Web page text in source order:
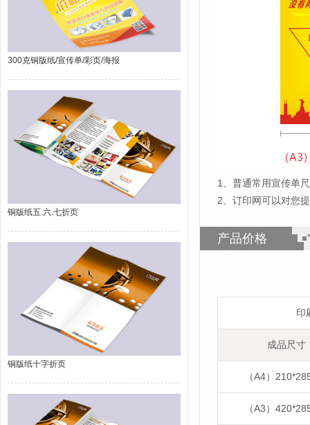
300克铜版纸/宣传单/彩页/海报
铜版纸五.六.七折页
铜版纸十字折页
1
普通常用宣传单
2、订印网可以对您
产品价格
印
成品尺寸
（A4）
（A3）